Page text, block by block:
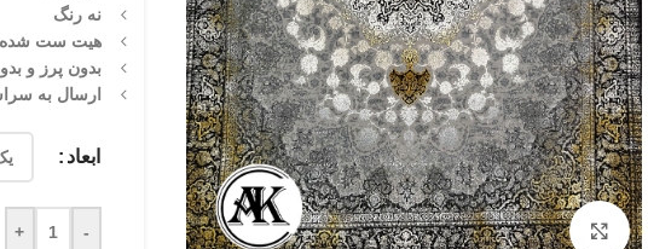
بزرگنمایی تصویر
نه رنگ
هیت ست شده
بدون پرز و
ارسال به
ابعاد
-
+